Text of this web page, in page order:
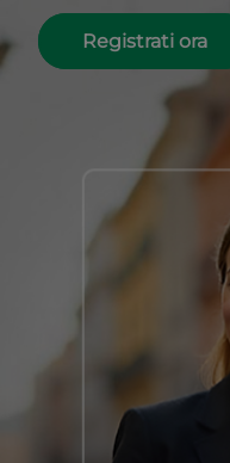
Registrati ora